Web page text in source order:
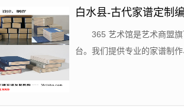
白水县-古代家谱定制
​365 艺术馆是艺术商盟
台。我们提供专业的家谱制